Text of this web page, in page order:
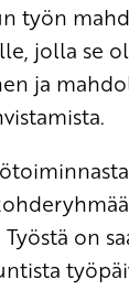
työn
jolla se
ja
on